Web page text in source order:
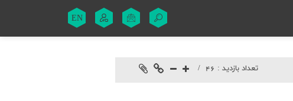
EN
تعداد بازدید : 46